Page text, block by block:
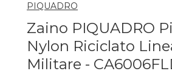
PIQUADRO
Zaino PIQUADRO
Nylon Riciclato
Militare -